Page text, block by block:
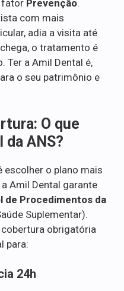
fator Prevenção.
com mais
adia a visita até
o tratamento é
Ter a Amil Dental é,
o seu patrimônio e
O que
da ANS?
escolher o plano mais
Amil Dental garante
de Procedimentos da
Suplementar).
obrigatória
para:
24h